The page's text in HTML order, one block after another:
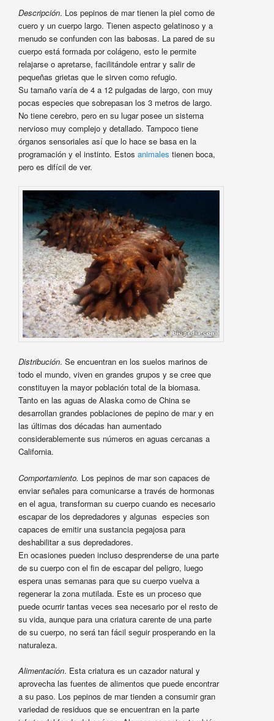
Descripción. Los pepinos de mar tienen la piel como de
cuero y un cuerpo largo. Tienen aspecto gelatinoso y a
menudo se confunden con las babosas. La pared de su
cuerpo está formada por colágeno, esto le permite
relajarse o apretarse, facilitándole entrar y salir de
pequeñas grietas que le sirven como refugio.
Su tamaño varía de 4 a 12 pulgadas de largo, con muy
pocas especies que sobrepasan los 3 metros de largo.
No tiene cerebro, pero en su lugar posee un sistema
nervioso muy complejo y detallado. Tampoco tiene
órganos sensoriales así que lo hace se basa en la
programación y el instinto. Estos animales tienen boca,
pero es difícil de ver.
Distribución. Se encuentran en los suelos marinos de
todo el mundo, viven en grandes grupos y se cree que
constituyen la mayor población total de la biomasa.
Tanto en las aguas de Alaska como de China se
desarrollan grandes poblaciones de pepino de mar y en
las últimas dos décadas han aumentado
considerablemente sus números en aguas cercanas a
California.
Comportamiento. Los pepinos de mar son capaces de
enviar señales para comunicarse a través de hormonas
en el agua, transforman su cuerpo cuando es necesario
escapar de los depredadores y algunas especies son
capaces de emitir una sustancia pegajosa para
deshabilitar a sus depredadores.
En ocasiones pueden incluso desprenderse de una parte
de su cuerpo con el fin de escapar del peligro, luego
espera unas semanas para que su cuerpo vuelva a
regenerar la zona mutilada. Este es un proceso que
puede ocurrir tantas veces sea necesario por el resto de
su vida, aunque para una criatura carente de una parte
de su cuerpo, no será tan fácil seguir prosperando en la
naturaleza.
Alimentación. Esta criatura es un cazador natural y
aprovecha las fuentes de alimentos que puede encontrar
a su paso. Los pepinos de mar tienden a consumir gran
variedad de residuos que se encuentran en la parte